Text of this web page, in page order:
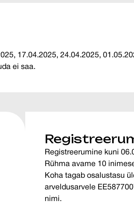
17.04.2025, 24.04.2025,
ei saa.
Registreerumine kuni
Rühma avame 10
Koha tagab osalustasu
arveldusarvele
nimi.